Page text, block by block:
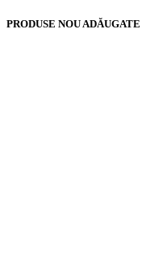
PRODUSE NOU ADĂUGATE